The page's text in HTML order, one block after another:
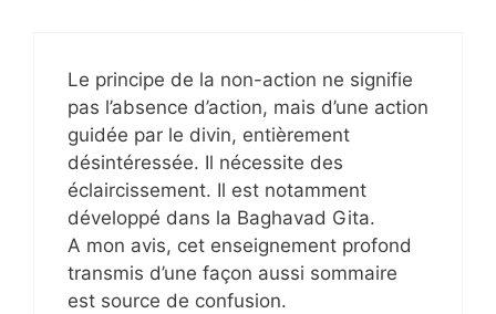
Le principe de la non-action ne signifie
pas l’absence d’action, mais d’une action
guidée par le divin, entièrement
désintéressée. Il nécessite des
éclaircissement. Il est notamment
développé dans la Baghavad Gita.
A mon avis, cet enseignement profond
transmis d’une façon aussi sommaire
est source de confusion.